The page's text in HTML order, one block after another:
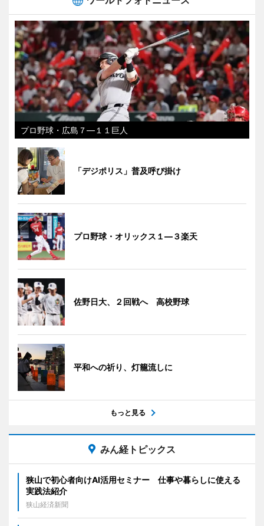
プロ野球・広島７―１１巨人
「デジポリス」普及呼び掛け
プロ野球・オリックス１―３楽天
佐野日大、２回戦へ 高校野球
平和への祈り、灯籠流しに
もっと見る
みん経トピックス
狭山で初心者向けAI活用セミナー 仕事や暮らしに使える
実践法紹介
狭山経済新聞